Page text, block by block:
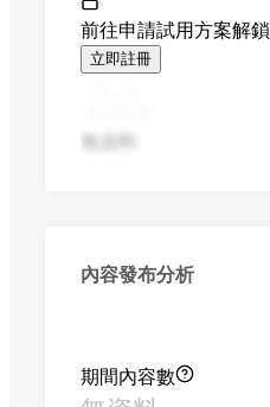
前往申請試用方案解鎖
立即註冊
無資料
內容發布分析
期間內容數